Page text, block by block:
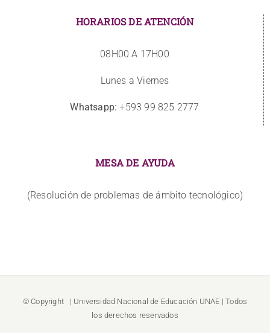
HORARIOS DE ATENCIÓN
08H00 A 17H00
Lunes a Viernes
Whatsapp: +593 99 825 2777
MESA DE AYUDA
(Resolución de problemas de ámbito tecnológico)
© Copyright | Universidad Nacional de Educación UNAE | Todos
los derechos reservados